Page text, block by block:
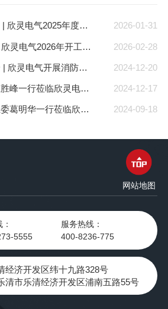
2026-01-31
同“欣”同行 智领新程 | 欣灵电气2025年度表彰总结大会暨新年酒会成功举办！
2026-02-28
马上欣程 同心共跃 | 欣灵电气2026年开工大吉！
2024-12-20
预防为主，防治结合 | 欣灵电气开展消防应急预案演练活动
2024-12-17
温州市政协副主席陈胜峰一行莅临欣灵电气调研指导
2024-09-18
农工党浙江省委会主委葛明华一行莅临欣灵电气考察调研
网站地图
5555
服务热线：
400-8236-775
经济开发区纬十九路328号
清市乐清经济开发区浦南五路55号